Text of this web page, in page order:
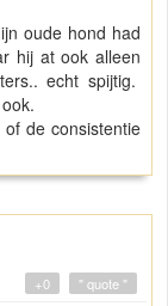
oude hond had
hij at ook alleen
echt spijtig.
de consistentie
" quote "
+0